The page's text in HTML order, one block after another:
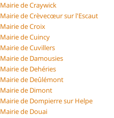
Mairie de Craywick
Mairie de Crèvecœur sur l'Escaut
Mairie de Croix
Mairie de Cuincy
Mairie de Cuvillers
Mairie de Damousies
Mairie de Dehéries
Mairie de Deûlémont
Mairie de Dimont
Mairie de Dompierre sur Helpe
Mairie de Douai